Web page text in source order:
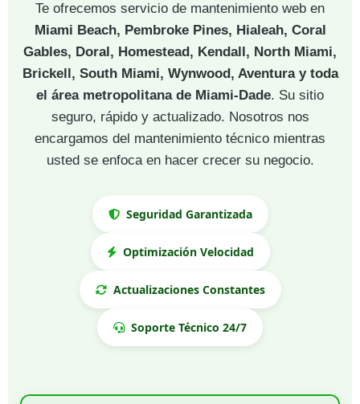
Te ofrecemos servicio de mantenimiento web en
Miami Beach, Pembroke Pines, Hialeah, Coral
Gables, Doral, Homestead, Kendall, North Miami,
Brickell, South Miami, Wynwood, Aventura y toda
el área metropolitana de Miami-Dade. Su sitio
seguro, rápido y actualizado. Nosotros nos
encargamos del mantenimiento técnico mientras
usted se enfoca en hacer crecer su negocio.
Seguridad Garantizada
Optimización Velocidad
Actualizaciones Constantes
Soporte Técnico 24/7